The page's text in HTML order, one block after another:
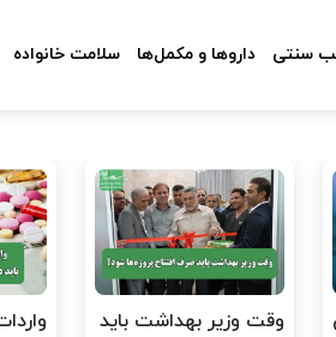
سنتی داروها و مکمل‌ها سلامت خانواده
وقت وزیر بهداشت باید